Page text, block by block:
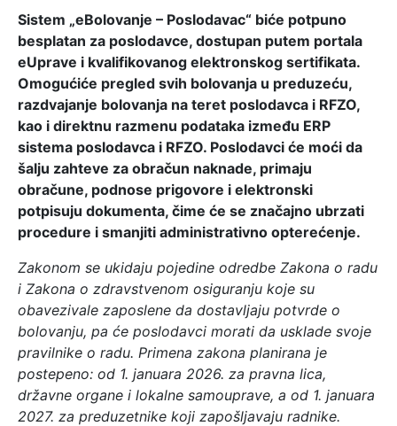
Sistem „eBolovanje – Poslodavac“ biće potpuno
besplatan za poslodavce, dostupan putem portala
eUprave i kvalifikovanog elektronskog sertifikata.
Omogućiće pregled svih bolovanja u preduzeću,
razdvajanje bolovanja na teret poslodavca i RFZO,
kao i direktnu razmenu podataka između ERP
sistema poslodavca i RFZO. Poslodavci će moći da
šalju zahteve za obračun naknade, primaju
obračune, podnose prigovore i elektronski
potpisuju dokumenta, čime će se značajno ubrzati
procedure i smanjiti administrativno opterećenje.
Zakonom se ukidaju pojedine odredbe Zakona o radu
i Zakona o zdravstvenom osiguranju koje su
obavezivale zaposlene da dostavljaju potvrde o
bolovanju, pa će poslodavci morati da usklade svoje
pravilnike o radu. Primena zakona planirana je
postepeno: od 1. januara 2026. za pravna lica,
državne organe i lokalne samouprave, a od 1. januara
2027. za preduzetnike koji zapošljavaju radnike.